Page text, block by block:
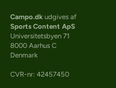
Campo.dkudgives af
Sports Content ApS
Universitetsbyen 71
8000 Aarhus C
Denmark
CVR-nr: 42457450